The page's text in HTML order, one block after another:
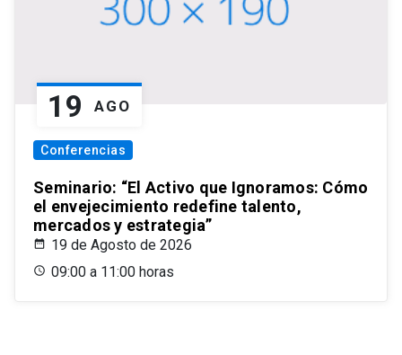
19 AGO
Conferencias
Seminario: “El Activo que Ignoramos: Cómo
el envejecimiento redefine talento,
mercados y estrategia”
19 de Agosto de 2026
09:00 a 11:00 horas